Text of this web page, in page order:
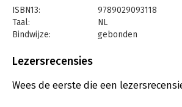
bundel Grappig jammer staat vol met werk
dood, (mislukte) relaties, seks, religie en
thema’s die ook in zijn generatie de
schrijfstijl is luchtig, maar schuwt niet om
te trekken. Een boek met grappen,
anekdotes en taaltechnische
De pers over Gedichten van de broer van
ISBN13:
9789029093118
Taal:
NL
Bindwijze:
gebonden
Uitgever:
Verschijningsdatum:
5-11-2019
Lezersrecensies
Wees de eerste die een